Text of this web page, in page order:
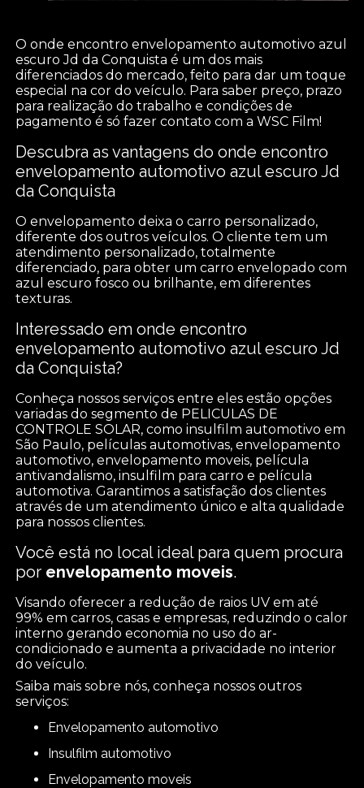
O onde encontro envelopamento automotivo azul
escuro Jd da Conquista é um dos mais
diferenciados do mercado, feito para dar um toque
especial na cor do veículo. Para saber preço, prazo
para realização do trabalho e condições de
pagamento é só fazer contato com a WSC Film!
Descubra as vantagens do onde encontro
envelopamento automotivo azul escuro Jd
da Conquista
O envelopamento deixa o carro personalizado,
diferente dos outros veículos. O cliente tem um
atendimento personalizado, totalmente
diferenciado, para obter um carro envelopado com
azul escuro fosco ou brilhante, em diferentes
texturas.
Interessado em onde encontro
envelopamento automotivo azul escuro Jd
da Conquista?
Conheça nossos serviços entre eles estão opções
variadas do segmento de PELICULAS DE
CONTROLE SOLAR, como insulfilm automotivo em
São Paulo, películas automotivas, envelopamento
automotivo, envelopamento moveis, película
antivandalismo, insulfilm para carro e película
automotiva. Garantimos a satisfação dos clientes
através de um atendimento único e alta qualidade
para nossos clientes.
Você está no local ideal para quem procura
por envelopamento moveis.
Visando oferecer a redução de raios UV em até
99% em carros, casas e empresas, reduzindo o calor
interno gerando economia no uso do ar-
condicionado e aumenta a privacidade no interior
do veículo.
Saiba mais sobre nós, conheça nossos outros
serviços:
envelopamento automotivo
insulfilm automotivo
envelopamento moveis